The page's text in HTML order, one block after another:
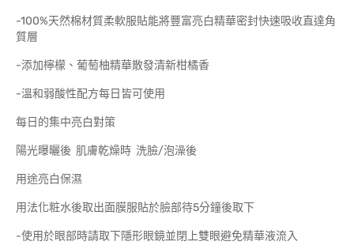
-100%天然棉材質柔軟服貼能將豐富亮白精華密封快速吸收直達角
質層
-添加檸檬、葡萄柚精華散發清新柑橘香
-溫和弱酸性配方每日皆可使用
每日的集中亮白對策
陽光曝曬後 肌膚乾燥時 洗臉/泡澡後
用途亮白保濕
用法化粧水後取出面膜服貼於臉部待5分鐘後取下
-使用於眼部時請取下隱形眼鏡並閉上雙眼避免精華液流入